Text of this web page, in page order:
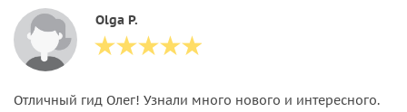
Olga P.
Отличный гид Олег! Узнали много нового и интересного.